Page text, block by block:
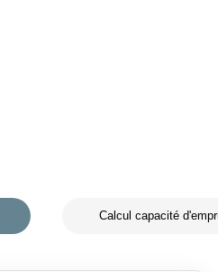
Calcul capacité